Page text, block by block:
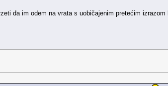
da im odem na vrata s uobičajenim pretećim